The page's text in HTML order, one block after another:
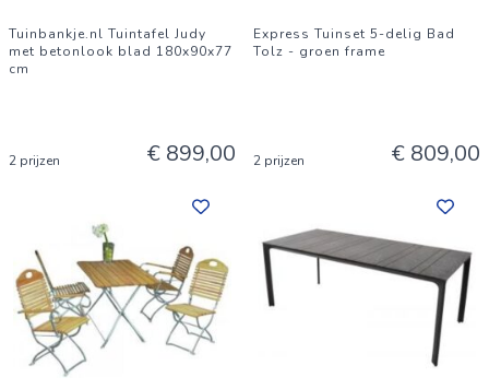
Tuinbankje.nl Tuintafel Judy
met betonlook blad 180x90x77
cm
2 prijzen € 899,00
Express Tuinset 5-delig Bad
Tolz - groen frame
2 prijzen € 809,00